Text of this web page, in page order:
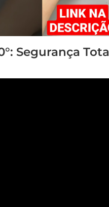
Segurança